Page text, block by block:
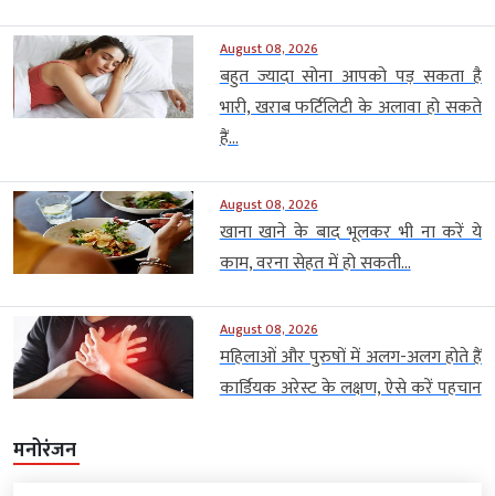
August 08, 2026
बहुत ज्यादा सोना आपको पड़ सकता है
भारी, खराब फर्टिलिटी के अलावा हो सकते
हैं...
August 08, 2026
खाना खाने के बाद भूलकर भी ना करें ये
काम, वरना सेहत में हो सकती...
August 08, 2026
महिलाओं और पुरुषों में अलग-अलग होते हैं
कार्डियक अरेस्ट के लक्षण, ऐसे करें पहचान
मनोरंजन